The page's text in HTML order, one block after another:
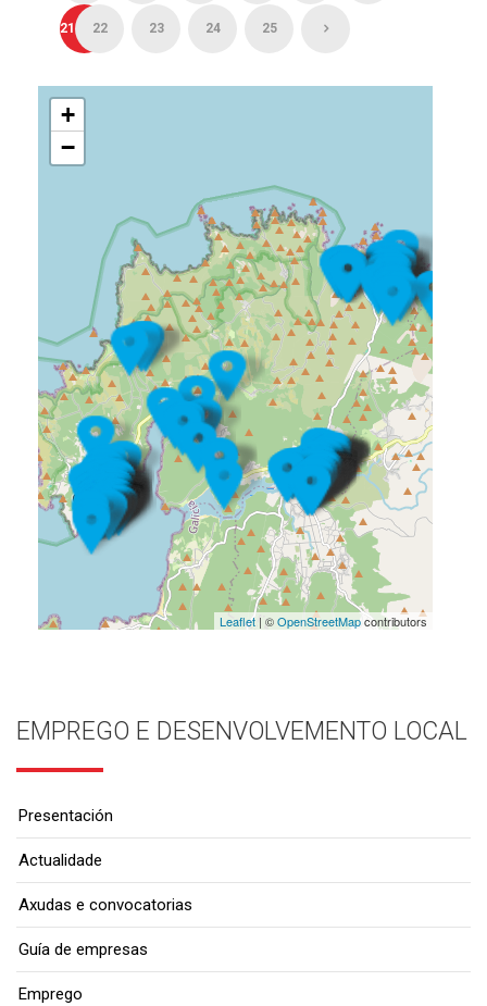
21 22 23 24 25
+
−
Leaflet| ©OpenStreetMapcontributors
EMPREGO E DESENVOLVEMENTO LOCAL
Presentación
Actualidade
Axudas e convocatorias
Guía de empresas
Emprego